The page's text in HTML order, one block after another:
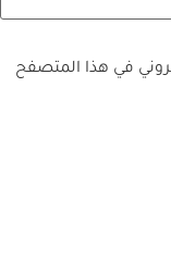
في هذا المتصفح